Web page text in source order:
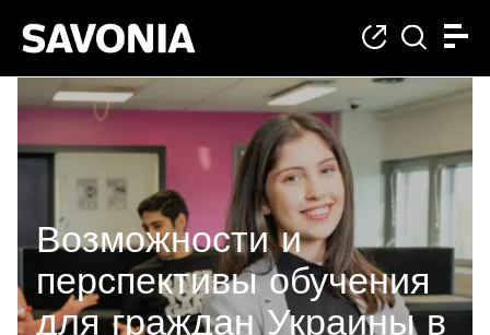
For ukrainians (RUS)
Возможности и
перспективы обучения
для граждан Украины в